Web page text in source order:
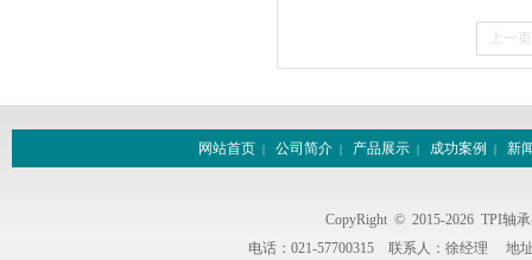
上一页
网站首页 | 公司简介 | 产品展示 | 成功案例 | 新
CopyRight © 2015-2026 TPI轴
电话：021-57700315
联系人：徐经理 地